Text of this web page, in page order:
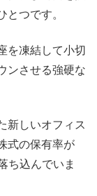
つです。
を凍結して小切
ンさせる強硬な
新しいオフィス
式の保有率が
ち込んでいま